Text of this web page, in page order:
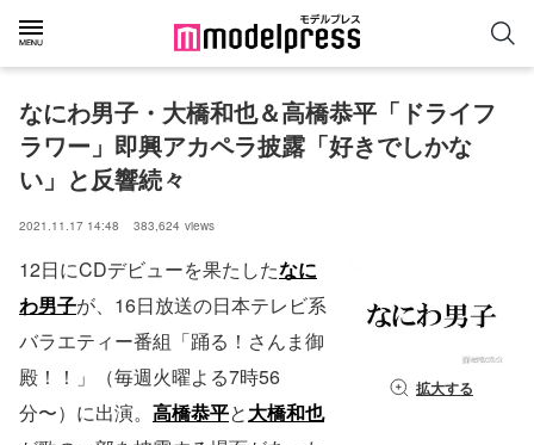
なにわ男子・大橋和也＆高橋恭平「ドライフ
ラワー」即興アカペラ披露「好きでしかな
い」と反響続々
2021.11.17 14:48 383,624 views
拡大する
12日にCDデビューを果たしたなに
わ男子が、16日放送の日本テレビ系
バラエティー番組「踊る！さんま御
殿！！」（毎週火曜よる7時56
分〜）に出演。 高橋恭平と大橋和也